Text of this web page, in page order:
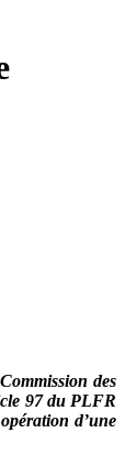
des
97 du PLFR
d’une